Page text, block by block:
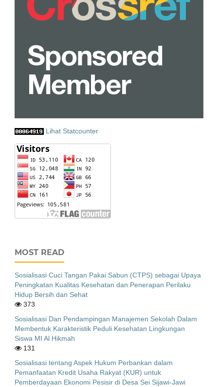
Lihat Statcounter
MOST READ
Sosialisasi Cuci Tangan Pakai Sabun (CTPS) sebagai Upaya
Peningkatan Kualitas Kesehatan dan Penerapan Perilaku
Hidup Bersih dan Sehat
373
Sosialisasi Dan Pendampingan Manajemen Sekolah Dalam
Membentuk Karakteristik Peduli Kesehatan Lingkungan
Siswa MI Al Hikmah
131
Sosialisasi tentang Aspek Hukum Perbankan dalam
Pemanfaatan Kredit Usaha Rakyat (KUR) untuk
Pemberdayaan Ekonomi Pesisir di Desa Sei Sijawi-Jawi